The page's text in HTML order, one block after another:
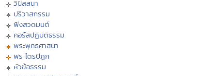
วิปัสสนา
ปริวาสกรรม
ฟังสวดมนต์
คอร์สปฏิบัติธรรม
พระพุทธศาสนา
พระไตรปิฏก
หัวข้อธรรม